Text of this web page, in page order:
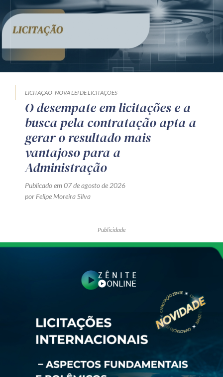
LICITAÇÃO NOVA LEI DE LICITAÇÕES
O desempate em licitações e a
busca pela contratação apta a
gerar o resultado mais
vantajoso para a
Administração
Publicado em 07 de agosto de 2026
por Felipe Moreira Silva
Publicidade